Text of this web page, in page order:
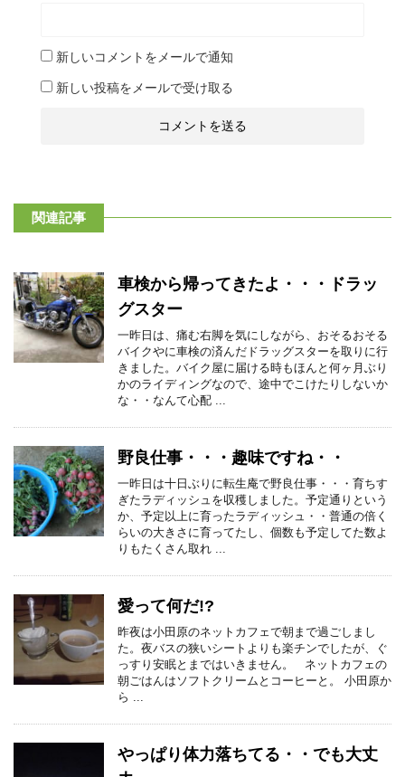
新しいコメントをメールで通知
新しい投稿をメールで受け取る
関連記事
車検から帰ってきたよ・・・ドラッ
グスター
一昨日は、痛む右脚を気にしながら、おそるおそる
バイクやに車検の済んだドラッグスターを取りに行
きました。バイク屋に届ける時もほんと何ヶ月ぶり
かのライディングなので、途中でこけたりしないか
な・・なんて心配 ...
野良仕事・・・趣味ですね・・
一昨日は十日ぶりに転生庵で野良仕事・・・育ちす
ぎたラディッシュを収穫しました。予定通りという
か、予定以上に育ったラディッシュ・・普通の倍く
らいの大きさに育ってたし、個数も予定してた数よ
りもたくさん取れ ...
愛って何だ!?
昨夜は小田原のネットカフェで朝まで過ごしまし
た。夜バスの狭いシートよりも楽チンでしたが、ぐ
っすり安眠とまではいきません。 ネットカフェの
朝ごはんはソフトクリームとコーヒーと。 小田原か
ら ...
やっぱり体力落ちてる・・でも大丈